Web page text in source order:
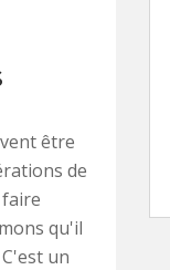
être
de
qu'il
un